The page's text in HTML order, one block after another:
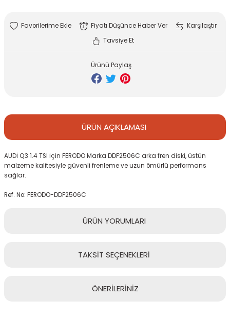
Fiyatı Düşünce Haber Ver
Karşılaştır
Tavsiye Et
Ürünü Paylaş
ÜRÜN AÇIKLAMASI
AUDİ Q3 1.4 TSI için FERODO Marka DDF2506C arka fren diski, üstün
malzeme kalitesiyle güvenli frenleme ve uzun ömürlü performans
sağlar.
Ref. No: FERODO-DDF2506C
ÜRÜN YORUMLARI
TAKSİT SEÇENEKLERİ
ÖNERİLERİNİZ